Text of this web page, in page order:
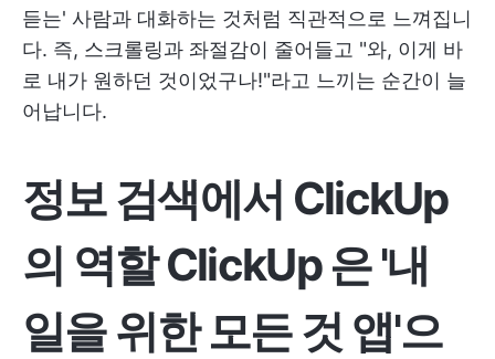
듣는' 사람과 대화하는 것처럼 직관적으로 느껴집니
다. 즉, 스크롤링과 좌절감이 줄어들고 "와, 이게 바
로 내가 원하던 것이었구나!"라고 느끼는 순간이 늘
어납니다.
정보 검색에서 ClickUp
의 역할ClickUp은 '내
일을 위한 모든 것 앱'으